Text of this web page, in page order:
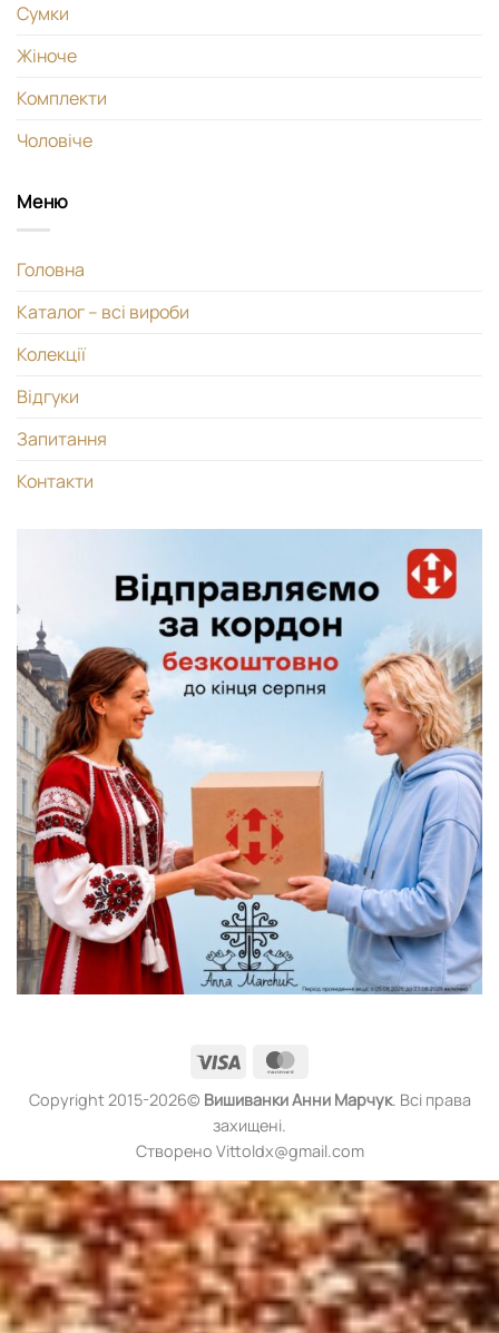
Сумки
Жіноче
Комплекти
Чоловіче
Меню
Головна
Каталог – всі вироби
Колекції
Відгуки
Запитання
Контакти
Visa
Copyright 2015-2026© ВишиванкиАнни Марчук. Всі права
захищені.
Створено Vittoldx@gmail.com